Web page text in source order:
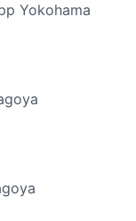
Yokohama